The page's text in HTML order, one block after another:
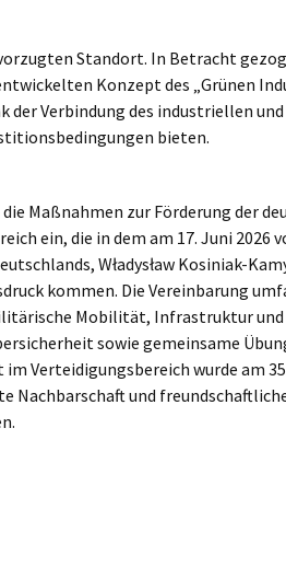
Standort. In Betracht
Konzept des „Grünen
der Verbindung des industriellen
bieten.
Maßnahmen zur Förderung der
ein, die in dem am 17. Juni 2026
Władysław Kosiniak-
kommen. Die Vereinbarung
Mobilität, Infrastruktur
sowie gemeinsame
Verteidigungsbereich wurde am
Nachbarschaft und